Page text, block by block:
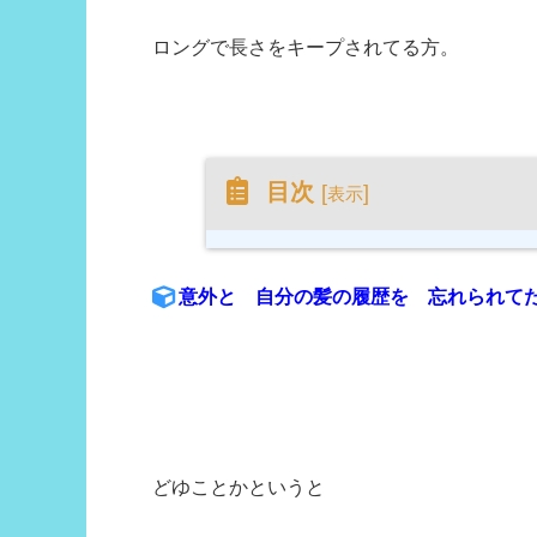
ロングで長さをキープされてる方。
目次 [表示]
意外と 自分の髪の履歴を 忘れられて
どゆことかというと